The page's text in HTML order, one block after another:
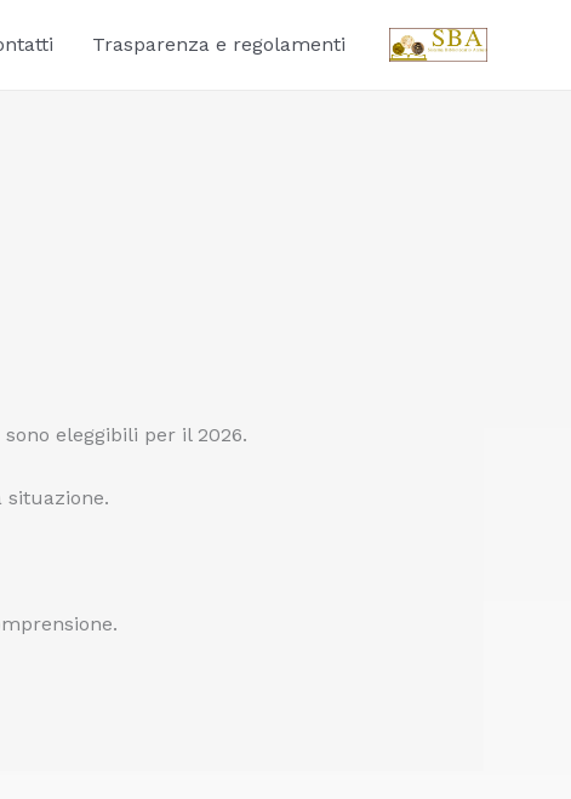
Trasparenza e regolamenti
eleggibili per il 2026.
situazione.